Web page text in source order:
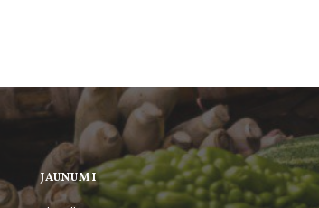
JAUNUMI